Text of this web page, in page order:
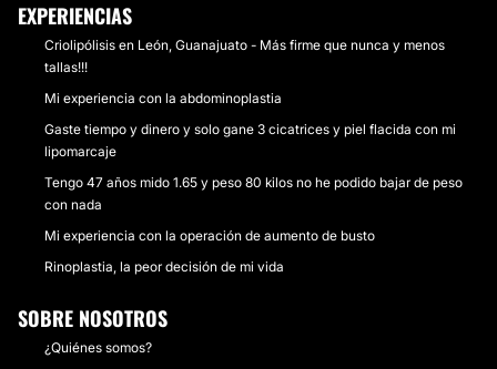
EXPERIENCIAS
Criolipólisis en León, Guanajuato - Más firme que nunca y menos
tallas!!!
Mi experiencia con la abdominoplastia
Gaste tiempo y dinero y solo gane 3 cicatrices y piel flacida con mi
lipomarcaje
Tengo 47 años mido 1.65 y peso 80 kilos no he podido bajar de peso
con nada
Mi experiencia con la operación de aumento de busto
Rinoplastia, la peor decisión de mi vida
SOBRE NOSOTROS
¿Quiénes somos?